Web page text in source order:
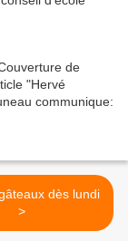
dès lundi
>